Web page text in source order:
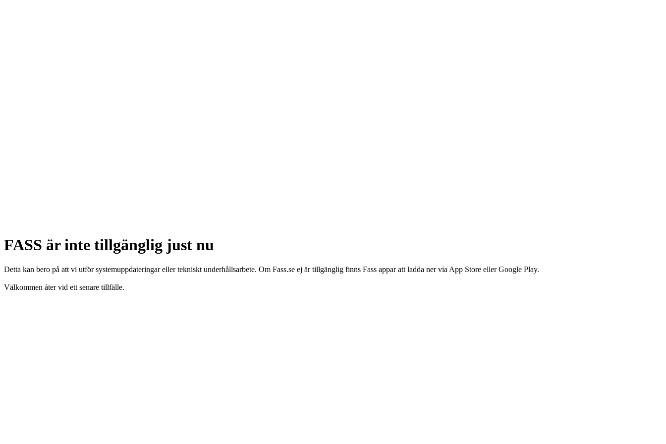
FASS är inte tillgänglig just nu
Detta kan bero på att vi utför systemuppdateringar eller tekniskt underhållsarbete. Om Fass.se ej är tillgänglig finns Fass appar att ladda ner via App Store eller Google Play.
Välkommen åter vid ett senare tillfälle.